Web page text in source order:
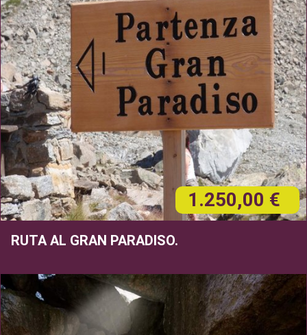
1.250,00 €
RUTA AL GRAN PARADISO.